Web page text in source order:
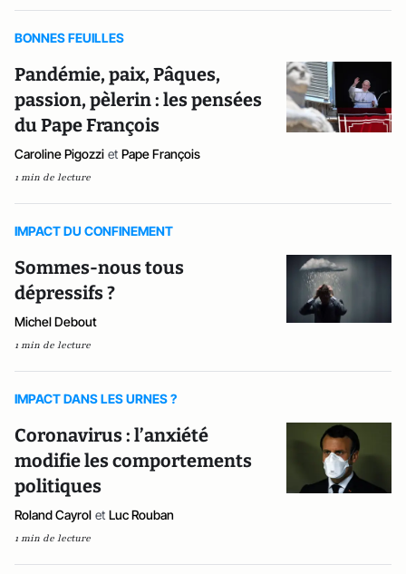
BONNES FEUILLES
Pandémie, paix, Pâques,
passion, pèlerin : les pensées
du Pape François
Caroline Pigozzi et Pape François
1 min de lecture
IMPACT DU CONFINEMENT
Sommes-nous tous
dépressifs ?
Michel Debout
1 min de lecture
IMPACT DANS LES URNES ?
Coronavirus : l’anxiété
modifie les comportements
politiques
Roland Cayrol et Luc Rouban
1 min de lecture